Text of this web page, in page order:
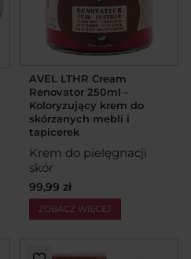
AVEL LTHR Cream
Renovator 250ml -
Koloryzujący krem do
skórzanych mebli i
tapicerek
Krem do pielęgnacji
skór
99,99 zł
ZOBACZ WIĘCEJ